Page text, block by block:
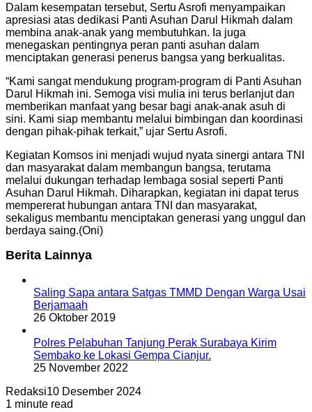
Dalam kesempatan tersebut, Sertu Asrofi menyampaikan
apresiasi atas dedikasi Panti Asuhan Darul Hikmah dalam
membina anak-anak yang membutuhkan. Ia juga
menegaskan pentingnya peran panti asuhan dalam
menciptakan generasi penerus bangsa yang berkualitas.
“Kami sangat mendukung program-program di Panti Asuhan
Darul Hikmah ini. Semoga visi mulia ini terus berlanjut dan
memberikan manfaat yang besar bagi anak-anak asuh di
sini. Kami siap membantu melalui bimbingan dan koordinasi
dengan pihak-pihak terkait,” ujar Sertu Asrofi.
Kegiatan Komsos ini menjadi wujud nyata sinergi antara TNI
dan masyarakat dalam membangun bangsa, terutama
melalui dukungan terhadap lembaga sosial seperti Panti
Asuhan Darul Hikmah. Diharapkan, kegiatan ini dapat terus
mempererat hubungan antara TNI dan masyarakat,
sekaligus membantu menciptakan generasi yang unggul dan
berdaya saing.(Oni)
Berita Lainnya
Saling Sapa antara Satgas TMMD Dengan Warga Usai
Berjamaah
26 Oktober 2019
Polres Pelabuhan Tanjung Perak Surabaya Kirim
Sembako ke Lokasi Gempa Cianjur.
25 November 2022
Redaksi10 Desember 2024
1 minute read